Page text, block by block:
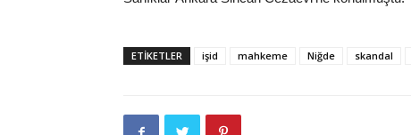
ETIKETLER işid mahkeme Niğde skandal